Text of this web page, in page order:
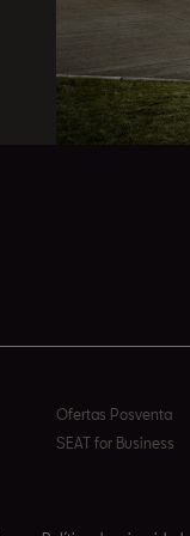
Ofertas Posventa
SEAT for Business